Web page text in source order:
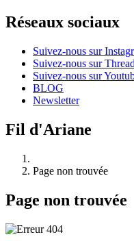
Réseaux sociaux
Suivez-nous sur
Suivez-nous sur
Suivez-nous sur
BLOG
Newsletter
Fil d'Ariane
Page non trouvée
Page non trouvée